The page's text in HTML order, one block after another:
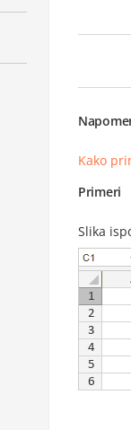
Kako
Primeri
Slika